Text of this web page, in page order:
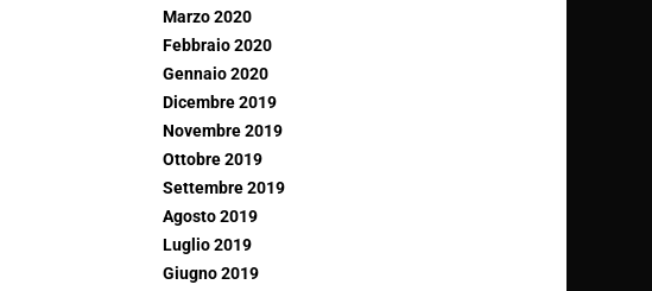
Marzo 2020
Febbraio 2020
Gennaio 2020
Dicembre 2019
Novembre 2019
Ottobre 2019
Settembre 2019
Agosto 2019
Luglio 2019
Giugno 2019